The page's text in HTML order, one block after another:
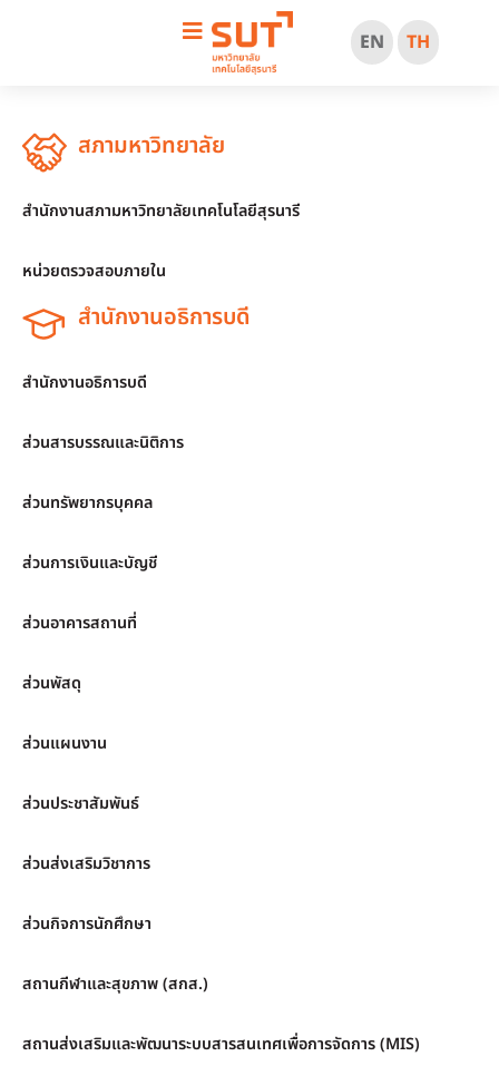
EN TH
สภามหาวิทยาลัย
สำนักงานสภามหาวิทยาลัยเทคโนโลยีสุรนารี
หน่วยตรวจสอบภายใน
สำนักงานอธิการบดี
สำนักงานอธิการบดี
ส่วนสารบรรณและนิติการ
ส่วนทรัพยากรบุคคล
ส่วนการเงินและบัญชี
ส่วนอาคารสถานที่
ส่วนพัสดุ
ส่วนแผนงาน
ส่วนประชาสัมพันธ์
ส่วนส่งเสริมวิชาการ
ส่วนกิจการนักศึกษา
สถานกีฬาและสุขภาพ (สกส.)
สถานส่งเสริมและพัฒนาระบบสารสนเทศเพื่อการจัดการ (MIS)